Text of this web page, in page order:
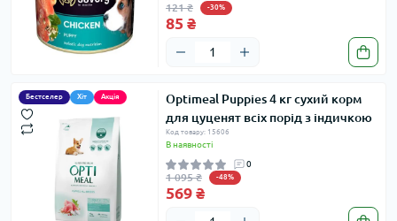
121 ₴ -30%
85 ₴
Бестселер Хіт Акція
Optimeal Puppies 4 кг сухий корм
для цуценят всіх порід з індичкою
Код товару: 15606
В наявності
0
1 095 ₴ -48%
569 ₴